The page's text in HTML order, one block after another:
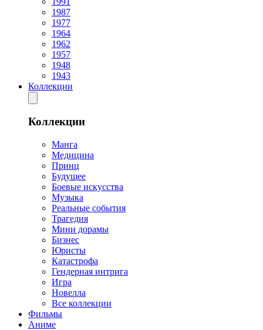
1987
1977
1964
1962
1957
1948
1943
Коллекции
Коллекции
Манга
Медицина
Принц
Будущее
Боевые искусства
Музыка
Реальные события
Трагедия
Мини дорамы
Бизнес
Юристы
Катастрофа
Гендерная интрига
Игра
Новелла
Все коллекции
Фильмы
Аниме